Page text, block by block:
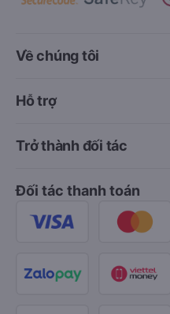
Về chúng tôi
Hỗ trợ
Trở thành đối tác
Đối tác thanh toán